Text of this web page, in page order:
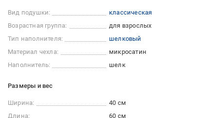
Вид подушки:
классическая
Возрастная группа:
для взрослых
Тип наполнителя:
шелковый
Материал чехла:
микросатин
Наполнитель:
шелк
Размеры и вес
Ширина:
40 см
Длина:
60 см